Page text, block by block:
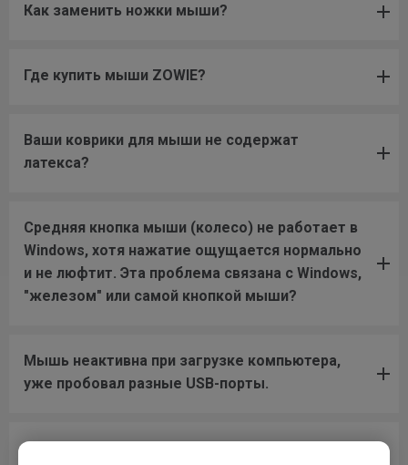
Как заменить ножки мыши?
Где купить мыши ZOWIE?
Ваши коврики для мыши не содержат
латекса?
Средняя кнопка мыши (колесо) не работает в
Windows, хотя нажатие ощущается нормально
и не люфтит. Эта проблема связана с Windows,
"железом" или самой кнопкой мыши?
Мышь неактивна при загрузке компьютера,
уже пробовал разные USB-порты.
У меня на колесико мыши в игре назначен